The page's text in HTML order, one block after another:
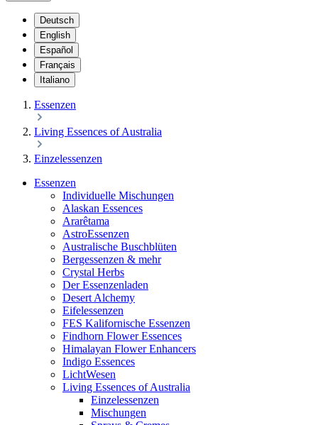
Deutsch
English
Español
Français
Italiano
Essenzen
Living Essences of Australia
Einzelessenzen
Essenzen
Individuelle Mischungen
Alaskan Essences
Ararêtama
AstroEssenzen
Australische Buschblüten
Bergessenzen & mehr
Crystal Herbs
Der Essenzenladen
Desert Alchemy
Eifelessenzen
FES Kalifornische Essenzen
Findhorn Flower Essences
Himalayan Flower Enhancers
Indigo Essences
LichtWesen
Living Essences of Australia
Einzelessenzen
Mischungen